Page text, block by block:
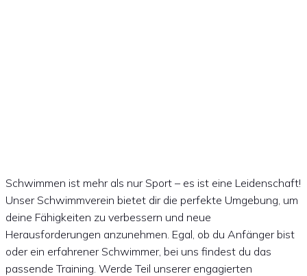
Schwimmen ist mehr als nur Sport – es ist eine Leidenschaft!
Unser Schwimmverein bietet dir die perfekte Umgebung, um
deine Fähigkeiten zu verbessern und neue
Herausforderungen anzunehmen. Egal, ob du Anfänger bist
oder ein erfahrener Schwimmer, bei uns findest du das
passende Training. Werde Teil unserer engagierten